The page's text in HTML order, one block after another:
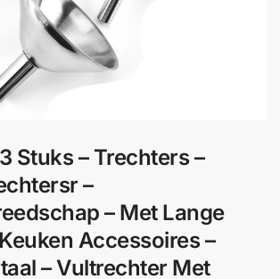
Stuks – Trechters –
–
– Met Lange
Accessoires –
– Vultrechter Met